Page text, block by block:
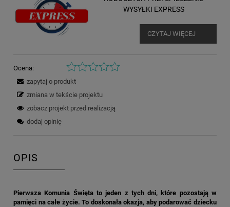
WYSYŁKI EXPRESS
CZYTAJ WIĘCEJ
Ocena:
zapytaj o produkt
zmiana w tekście projektu
zobacz projekt przed realizacją
dodaj opinię
OPIS
Pierwsza Komunia Święta to jeden z tych dni, które pozostają w
pamięci na całe życie. To doskonała okazja, aby podarować dziecku